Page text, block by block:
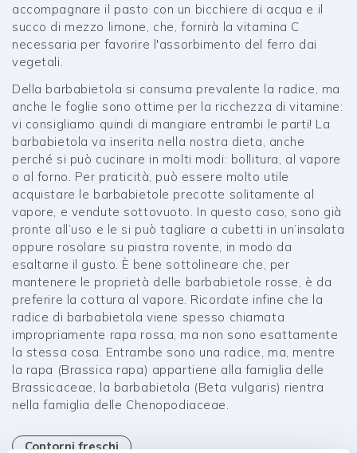
accompagnare il pasto con un bicchiere di acqua e il
succo di mezzo limone, che, fornirà la vitamina C
necessaria per favorire l'assorbimento del ferro dai
vegetali.
Della barbabietola si consuma prevalente la radice, ma
anche le foglie sono ottime per la ricchezza di vitamine:
vi consigliamo quindi di mangiare entrambi le parti! La
barbabietola va inserita nella nostra dieta, anche
perché si può cucinare in molti modi: bollitura, al vapore
o al forno. Per praticità, può essere molto utile
acquistare le barbabietole precotte solitamente al
vapore, e vendute sottovuoto. In questo caso, sono già
pronte all’uso e le si può tagliare a cubetti in un’insalata
oppure rosolare su piastra rovente, in modo da
esaltarne il gusto. È bene sottolineare che, per
mantenere le proprietà delle barbabietole rosse, è da
preferire la cottura al vapore. Ricordate infine che la
radice di barbabietola viene spesso chiamata
impropriamente rapa rossa, ma non sono esattamente
la stessa cosa. Entrambe sono una radice, ma, mentre
la rapa (Brassica rapa) appartiene alla famiglia delle
Brassicaceae, la barbabietola (Beta vulgaris) rientra
nella famiglia delle Chenopodiaceae.
Contorni freschi